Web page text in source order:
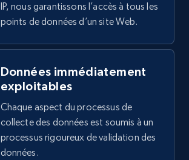
IP, nous garantissons l’accès à tous les
points de données d’un site Web.
Données immédiatement
exploitables
Chaque aspect du processus de
collecte des données est soumis à un
processus rigoureux de validation des
données.